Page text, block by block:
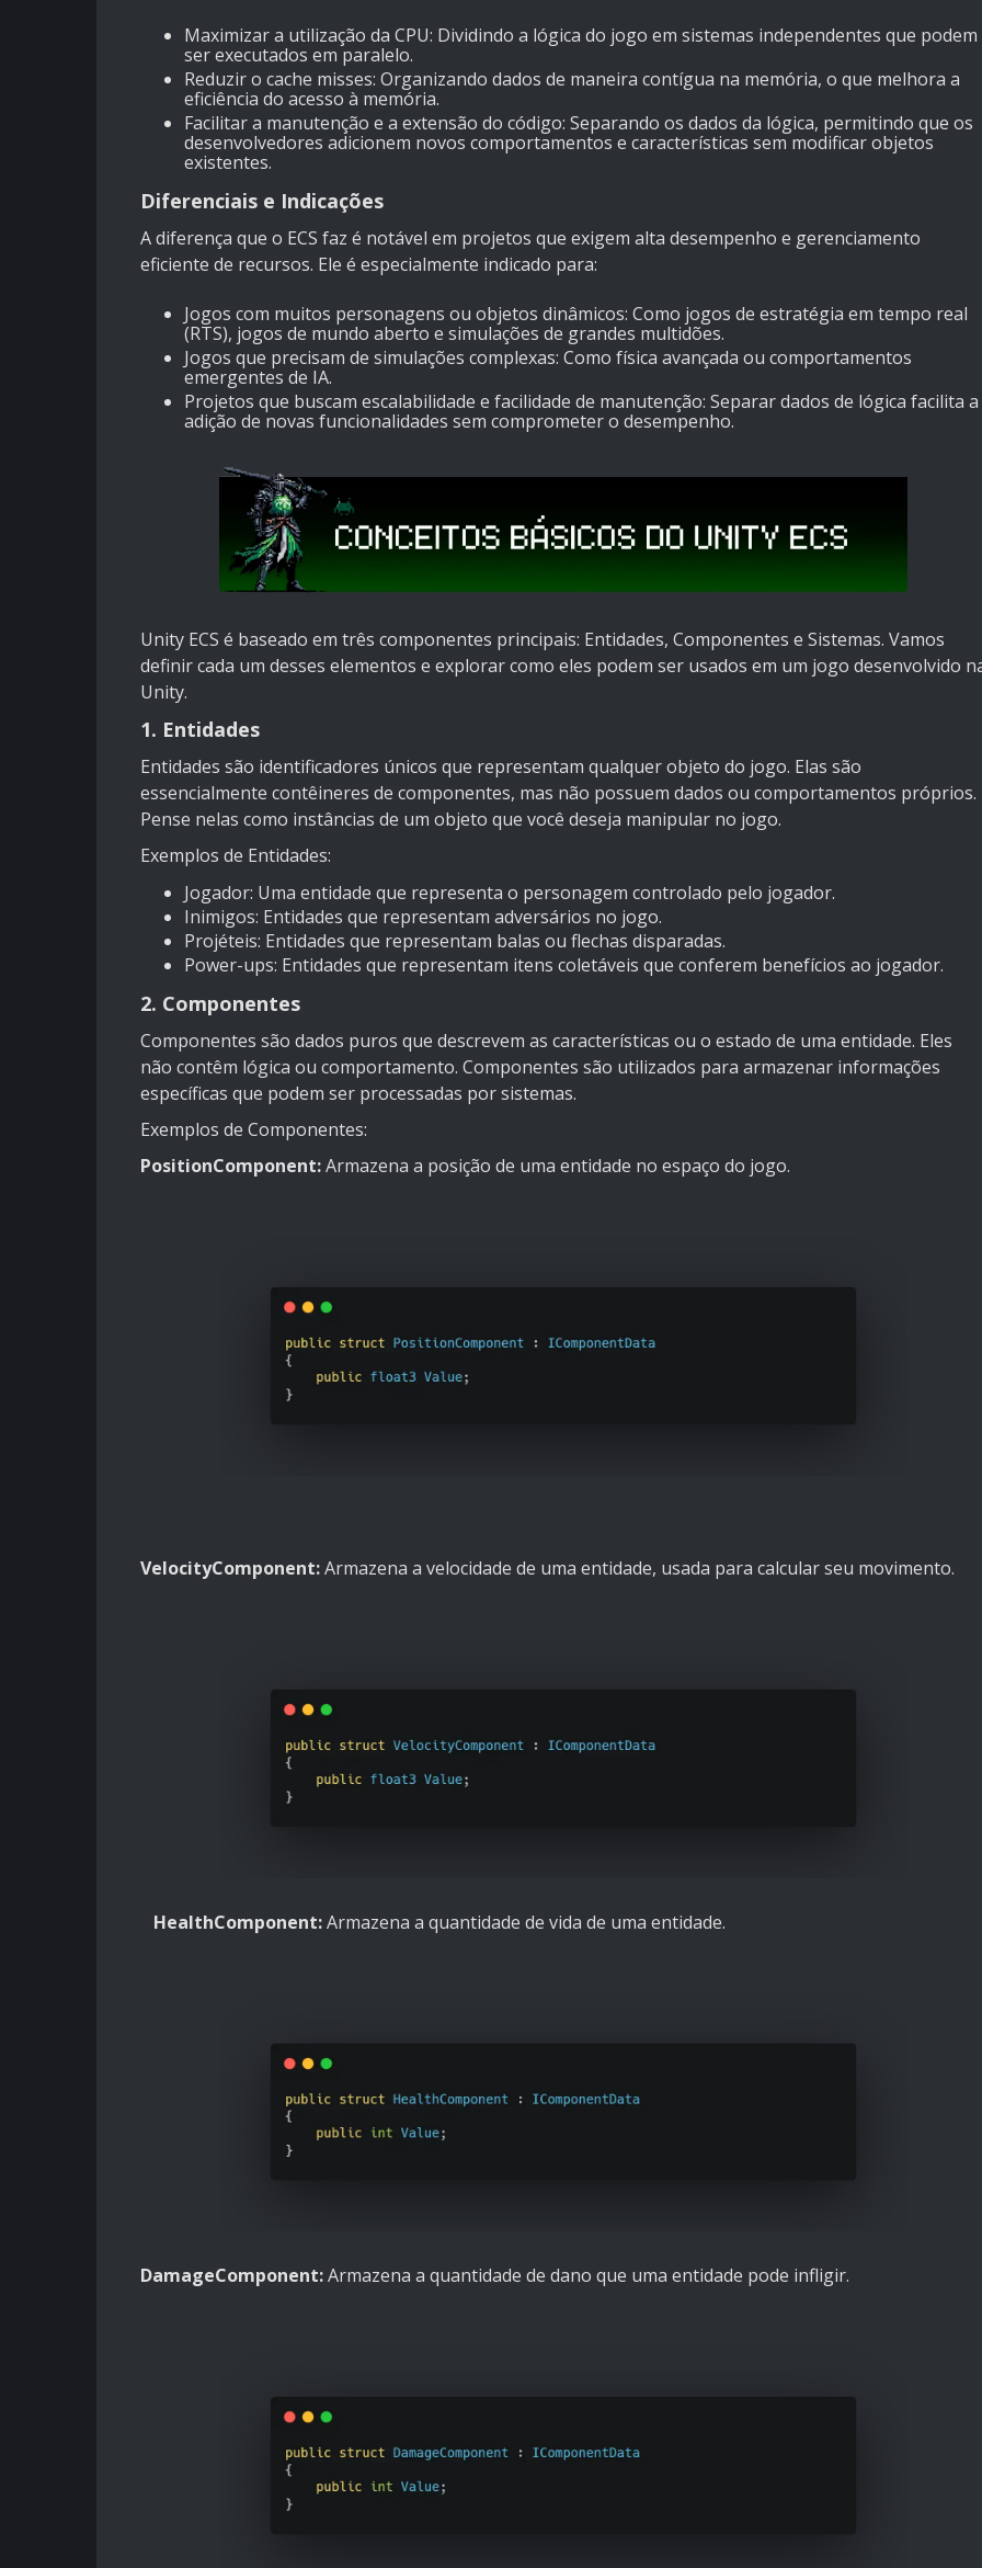
Maximizar a utilização da CPU: Dividindo a lógica do jogo em sistemas independentes que podem
ser executados em paralelo.
Reduzir o cache misses: Organizando dados de maneira contígua na memória, o que melhora a
eficiência do acesso à memória.
Facilitar a manutenção e a extensão do código: Separando os dados da lógica, permitindo que os
desenvolvedores adicionem novos comportamentos e características sem modificar objetos
existentes.
Diferenciais e Indicações
A diferença que o ECS faz é notável em projetos que exigem alta desempenho e gerenciamento
eficiente de recursos. Ele é especialmente indicado para:
Jogos com muitos personagens ou objetos dinâmicos: Como jogos de estratégia em tempo real
(RTS), jogos de mundo aberto e simulações de grandes multidões.
Jogos que precisam de simulações complexas: Como física avançada ou comportamentos
emergentes de IA.
Projetos que buscam escalabilidade e facilidade de manutenção: Separar dados de lógica facilita a
adição de novas funcionalidades sem comprometer o desempenho.
Unity ECS é baseado em três componentes principais: Entidades, Componentes e Sistemas. Vamos
definir cada um desses elementos e explorar como eles podem ser usados em um jogo desenvolvido
Unity.
1. Entidades
Entidades são identificadores únicos que representam qualquer objeto do jogo. Elas são
essencialmente contêineres de componentes, mas não possuem dados ou comportamentos próprios.
Pense nelas como instâncias de um objeto que você deseja manipular no jogo.
Exemplos de Entidades:
Jogador: Uma entidade que representa o personagem controlado pelo jogador.
Inimigos: Entidades que representam adversários no jogo.
Projéteis: Entidades que representam balas ou flechas disparadas.
Power-ups: Entidades que representam itens coletáveis que conferem benefícios ao jogador.
2. Componentes
Componentes são dados puros que descrevem as características ou o estado de uma entidade. Eles
não contêm lógica ou comportamento. Componentes são utilizados para armazenar informações
específicas que podem ser processadas por sistemas.
Exemplos de Componentes:
PositionComponent:Armazena a posição de uma entidade no espaço do jogo.
VelocityComponent:Armazena a velocidade de uma entidade, usada para calcular seu movimento.
HealthComponent:Armazena a quantidade de vida de uma entidade.
DamageComponent:Armazena a quantidade de dano que uma entidade pode infligir.